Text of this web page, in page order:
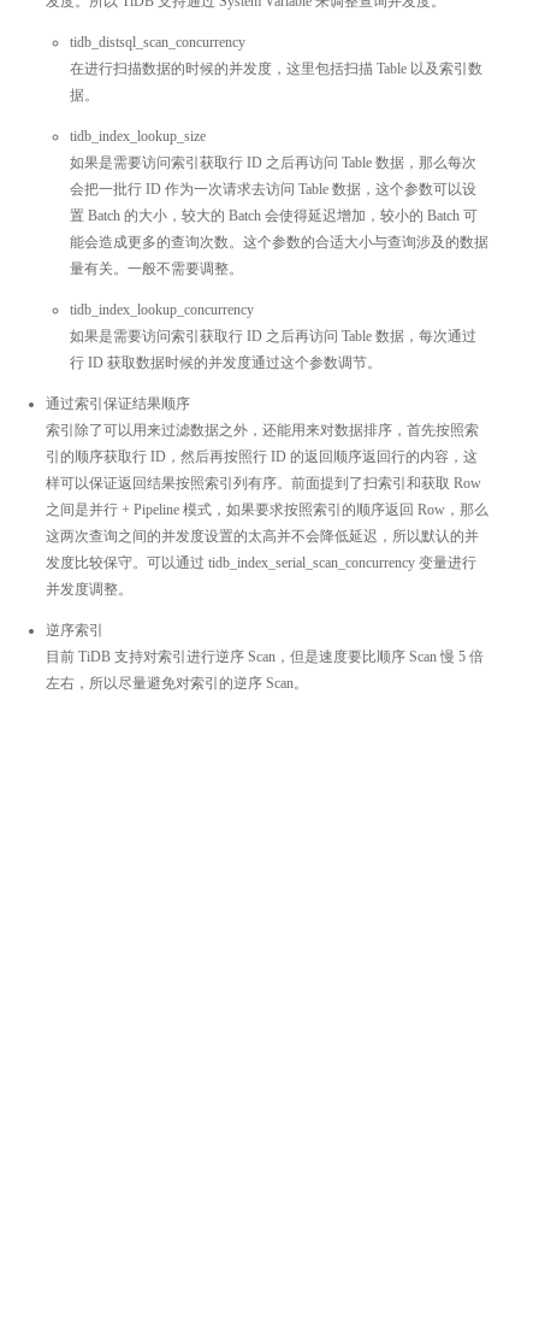
tidb_distsql_scan_concurrency
在进行扫描数据的时候的并发度，这里包括扫描 Table 以及索引数
据。
tidb_index_lookup_size
如果是需要访问索引获取行 ID 之后再访问 Table 数据，那么每次
会把一批行 ID 作为一次请求去访问 Table 数据，这个参数可以设
置 Batch 的大小，较大的 Batch 会使得延迟增加，较小的 Batch 可
能会造成更多的查询次数。这个参数的合适大小与查询涉及的数据
量有关。一般不需要调整。
tidb_index_lookup_concurrency
如果是需要访问索引获取行 ID 之后再访问 Table 数据，每次通过
行 ID 获取数据时候的并发度通过这个参数调节。
通过索引保证结果顺序
索引除了可以用来过滤数据之外，还能用来对数据排序，首先按照索
引的顺序获取行 ID，然后再按照行 ID 的返回顺序返回行的内容，这
样可以保证返回结果按照索引列有序。前面提到了扫索引和获取 Row
之间是并行 + Pipeline 模式，如果要求按照索引的顺序返回 Row，那么
这两次查询之间的并发度设置的太高并不会降低延迟，所以默认的并
发度比较保守。可以通过 tidb_index_serial_scan_concurrency 变量进行
并发度调整。
逆序索引
目前 TiDB 支持对索引进行逆序 Scan，但是速度要比顺序 Scan 慢 5 倍
左右，所以尽量避免对索引的逆序 Scan。